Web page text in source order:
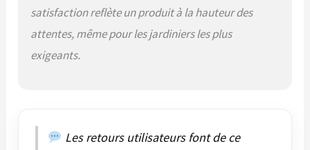
satisfaction reflète un produit à la hauteur des
attentes, même pour les jardiniers les plus
exigeants.
Les retours utilisateurs font de ce